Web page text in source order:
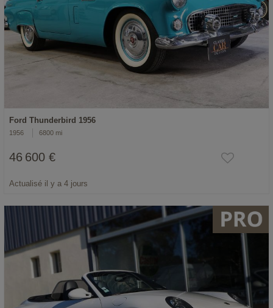
Ford Thunderbird 1956
1956 6800 mi
46 600 €
Actualisé il y a 4 jours